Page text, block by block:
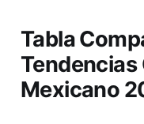
Tabla
Tendencias
Mexicano